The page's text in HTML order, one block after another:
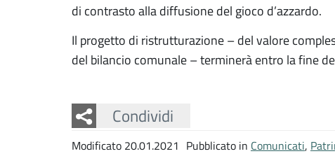
di contrasto alla diffusione del gioco d’azzardo.
Il progetto di ristrutturazione – del valore
del bilancio comunale – terminerà entro la fine
Condividi
Facebook
Twitter
Whatsapp
Modificato 20.01.2021 Pubblicato in Comunicati,